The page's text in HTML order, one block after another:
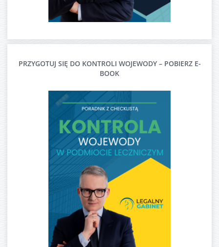
PRZYGOTUJ SIĘ DO KONTROLI WOJEWODY – POBIERZ E-
BOOK